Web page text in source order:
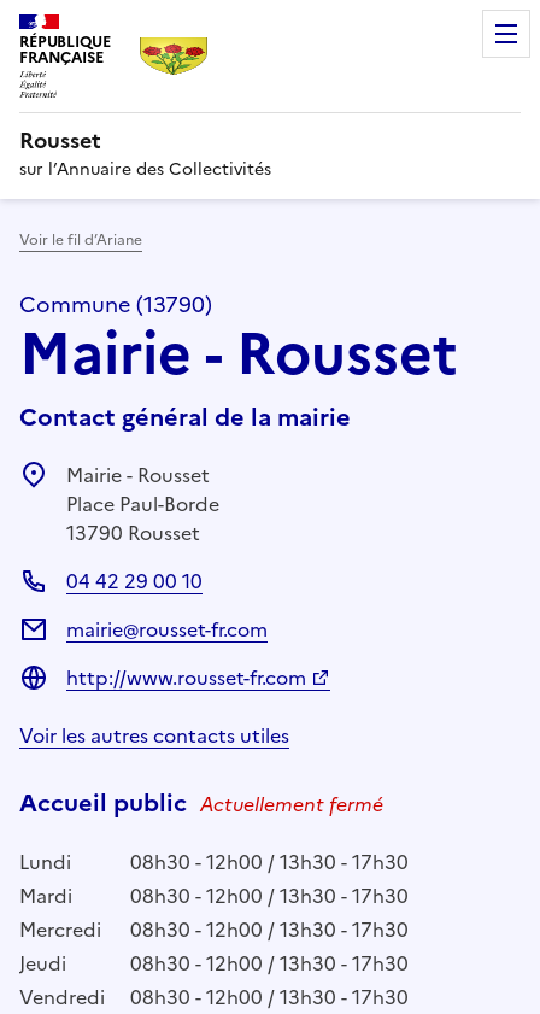
RÉPUBLIQUE
FRANÇAISE
Rousset
sur l’Annuaire des Collectivités
Voir le fil d’Ariane
Commune (13790)
Mairie - Rousset
Contact général de la mairie
Mairie - Rousset
Place Paul-Borde
13790 Rousset
04 42 29 00 10
mairie@rousset-fr.com
http://www.rousset-fr.com
Voir les autres contacts utiles
Accueil public Actuellement fermé
Lundi
08h30 - 12h00 / 13h30 - 17h30
Mardi
08h30 - 12h00 / 13h30 - 17h30
Mercredi
08h30 - 12h00 / 13h30 - 17h30
Jeudi
08h30 - 12h00 / 13h30 - 17h30
Vendredi
08h30 - 12h00 / 13h30 - 17h30